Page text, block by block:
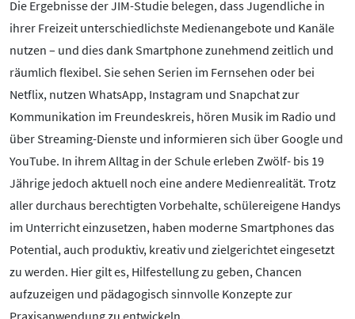
Die Ergebnisse der JIM-Studie belegen, dass Jugendliche in
ihrer Freizeit unterschiedlichste Medienangebote und Kanäle
nutzen – und dies dank Smartphone zunehmend zeitlich und
räumlich flexibel. Sie sehen Serien im Fernsehen oder bei
Netflix, nutzen WhatsApp, Instagram und Snapchat zur
Kommunikation im Freundeskreis, hören Musik im Radio und
über Streaming-Dienste und informieren sich über Google und
YouTube. In ihrem Alltag in der Schule erleben Zwölf- bis 19
Jährige jedoch aktuell noch eine andere Medienrealität. Trotz
aller durchaus berechtigten Vorbehalte, schülereigene Handys
im Unterricht einzusetzen, haben moderne Smartphones das
Potential, auch produktiv, kreativ und zielgerichtet eingesetzt
zu werden. Hier gilt es, Hilfestellung zu geben, Chancen
aufzuzeigen und pädagogisch sinnvolle Konzepte zur